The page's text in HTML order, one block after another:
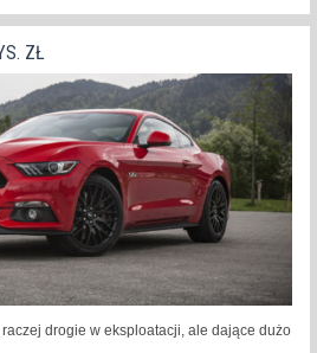
ZŁ
drogie w eksploatacji, ale dające dużo